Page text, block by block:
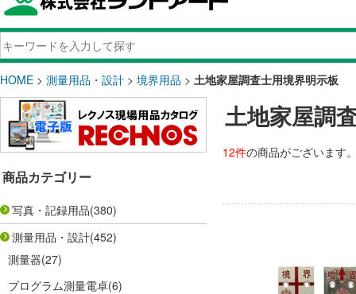
HOME > 測量用品・設計 > 境界用品 > 土地家屋調査士用境界明示板
商品カテゴリー
写真・記録用品(380)
測量用品・設計(452)
測量器(27)
プログラム測量電卓(6)
土地家屋調
12件の商品がございます